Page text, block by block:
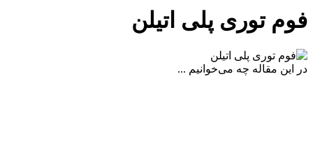
فوم توری پلی اتیلن
در این مقاله چه می‌خوانیم ...